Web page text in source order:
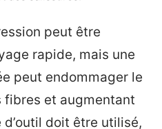
peut être
rapide, mais une
peut endommager le
fibres et augmentant
doit être utilisé,